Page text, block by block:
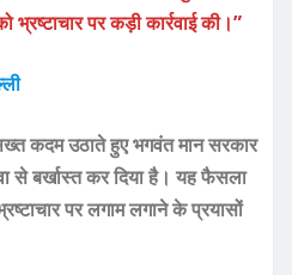
भ्रष्टाचार पर कड़ी कार्रवाई की।”
कदम उठाते हुए भगवंत मान सरकार
से बर्खास्त कर दिया है। यह फैसला
पर लगाम लगाने के प्रयासों